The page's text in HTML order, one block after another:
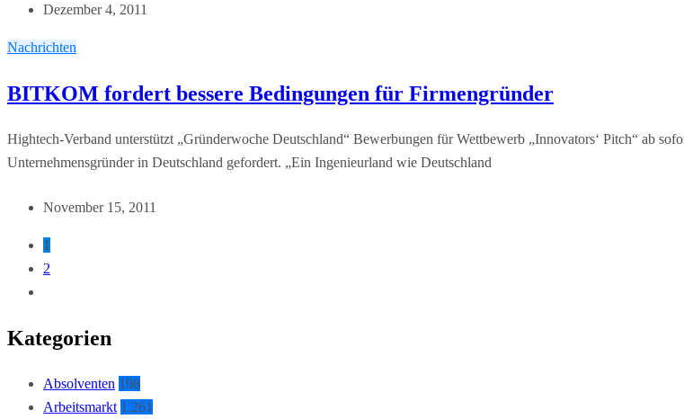
Dezember 4, 2011
Nachrichten
BITKOM fordert bessere Bedingungen für Firmengründer
Hightech-Verband unterstützt „Gründerwoche Deutschland“ Bewerbungen für Wettbewerb „Innovators‘ Pitch“ ab
Unternehmensgründer in Deutschland gefordert. „Ein Ingenieurland wie Deutschland
November 15, 2011
1
2
Kategorien
Absolventen 198
Arbeitsmarkt 1.261